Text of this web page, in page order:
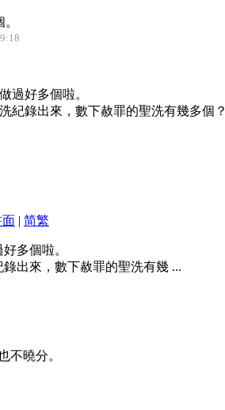
過好多個啦。
紀錄出來，數下赦罪的聖洗有幾多個？
面 | 简繁
多個啦。
出來，數下赦罪的聖洗有幾 ...
不曉分。